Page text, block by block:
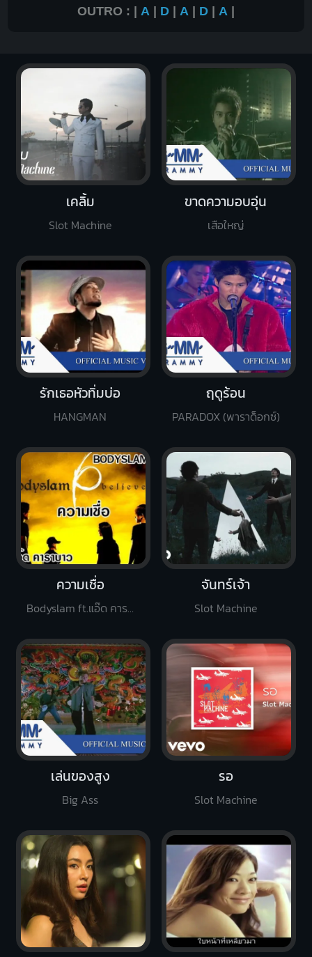
OUTRO : | A | D | A | D | A |
เคลิ้ม
Slot Machine
ขาดความอบอุ่น
เสือใหญ่
รักเธอหัวทิ่มบ่อ
HANGMAN
ฤดูร้อน
PARADOX (พาราด็อกซ์)
ความเชื่อ
Bodyslam ft.แอ๊ด คาราบาว
จันทร์เจ้า
Slot Machine
เล่นของสูง
Big Ass
รอ
Slot Machine